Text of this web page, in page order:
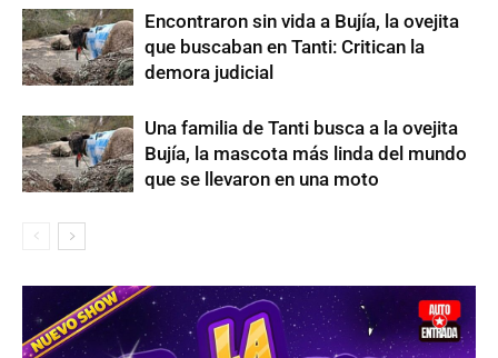
Encontraron sin vida a Bujía, la ovejita
que buscaban en Tanti: Critican la
demora judicial
Una familia de Tanti busca a la ovejita
Bujía, la mascota más linda del mundo
que se llevaron en una moto